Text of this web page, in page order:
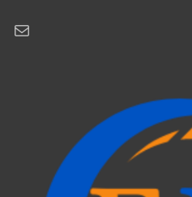
Correo electrónico